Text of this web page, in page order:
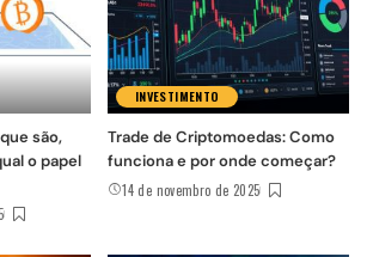
são,
o papel
INVESTIMENTO
Trade de Criptomoedas: Como
funciona e por onde começar?
14 de novembro de 2025